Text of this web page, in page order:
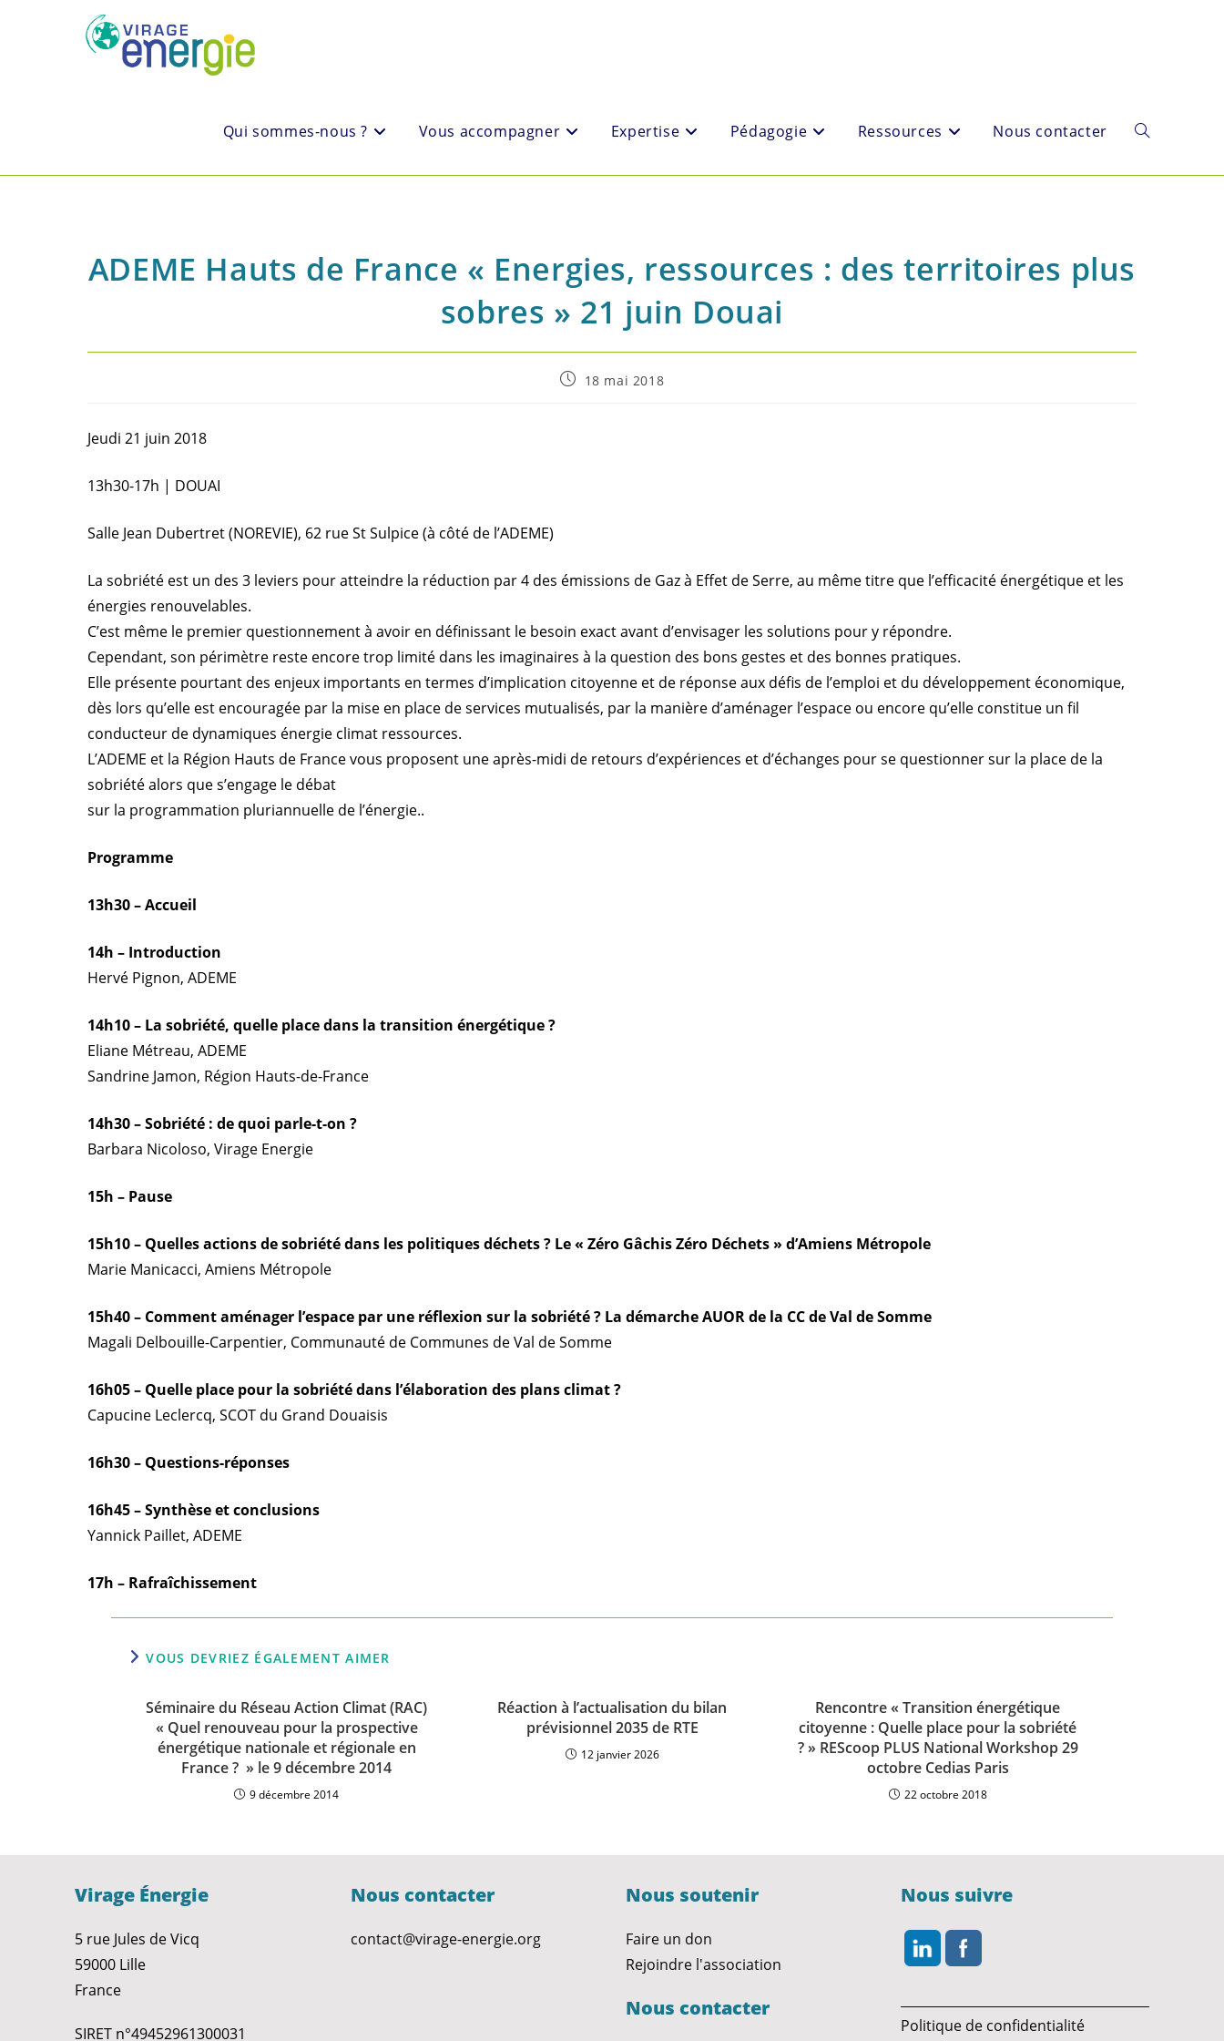
Qui sommes-nous ? Vous accompagner Expertise Pédagogie Ressources Nous contacter Toggle
ADEME Hauts de France « Energies, ressources : des territoires plus
sobres » 21 juin Douai
Post18 mai 2018
Jeudi 21 juin 2018
13h30-17h | DOUAI
Salle Jean Dubertret (NOREVIE), 62 rue St Sulpice (à côté de l’ADEME)
La sobriété est un des 3 leviers pour atteindre la réduction par 4 des émissions de Gaz à Effet de Serre, au même titre que l’efficacité énergétique et les
énergies renouvelables.
C’est même le premier questionnement à avoir en définissant le besoin exact avant d’envisager les solutions pour y répondre.
Cependant, son périmètre reste encore trop limité dans les imaginaires à la question des bons gestes et des bonnes pratiques.
Elle présente pourtant des enjeux importants en termes d’implication citoyenne et de réponse aux défis de l’emploi et du développement économique,
dès lors qu’elle est encouragée par la mise en place de services mutualisés, par la manière d’aménager l’espace ou encore qu’elle constitue un fil
conducteur de dynamiques énergie climat ressources.
L’ADEME et la Région Hauts de France vous proposent une après-midi de retours d’expériences et d’échanges pour se questionner sur la place de la
sobriété alors que s’engage le débat
sur la programmation pluriannuelle de l’énergie..
Programme
13h30 – Accueil
14h – Introduction
Hervé Pignon, ADEME
14h10 – La sobriété, quelle place dans la transition énergétique ?
Eliane Métreau, ADEME
Sandrine Jamon, Région Hauts-de-France
14h30 – Sobriété : de quoi parle-t-on ?
Barbara Nicoloso, Virage Energie
15h – Pause
15h10 – Quelles actions de sobriété dans les politiques déchets ? Le « Zéro Gâchis Zéro Déchets » d’Amiens Métropole
Marie Manicacci, Amiens Métropole
15h40 – Comment aménager l’espace par une réflexion sur la sobriété ? La démarche AUOR de la CC de Val de Somme
Magali Delbouille-Carpentier, Communauté de Communes de Val de Somme
16h05 – Quelle place pour la sobriété dans l’élaboration des plans climat ?
Capucine Leclercq, SCOT du Grand Douaisis
16h30 – Questions-réponses
16h45 – Synthèse et conclusions
Yannick Paillet, ADEME
17h – Rafraîchissement
VOUS DEVRIEZ ÉGALEMENT AIMER
Séminaire du Réseau Action Climat (RAC)
« Quel renouveau pour la prospective
énergétique nationale et régionale en
France ? » le 9 décembre 2014
9 décembre 2014
Réaction à l’actualisation du bilan
prévisionnel 2035 de RTE
12 janvier 2026
Rencontre « Transition énergétique
citoyenne : Quelle place pour la sobriété
? » REScoop PLUS National Workshop 29
octobre Cedias Paris
22 octobre 2018
Virage Énergie
5 rue Jules de Vicq
59000 Lille
France
SIRET n°49452961300031
Nous contacter
contact@virage-energie.org
Nous soutenir
Faire un don
Rejoindre l'association
Nous contacter
Nous suivre
Politique de confidentialité